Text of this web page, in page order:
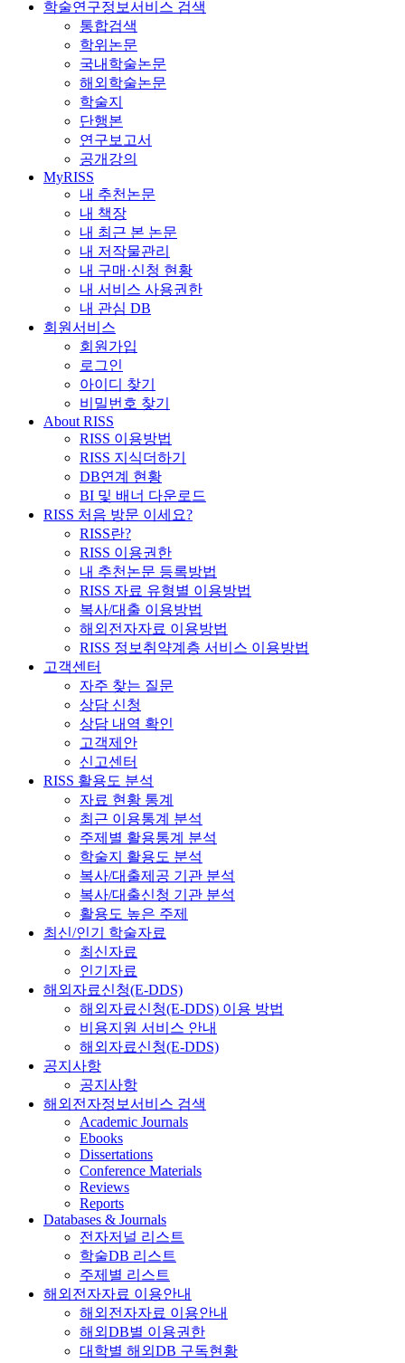
학술연구정보서비스 검색
통합검색
학위논문
국내학술논문
해외학술논문
학술지
단행본
연구보고서
공개강의
MyRISS
내 추천논문
내 책장
내 최근 본 논문
내 저작물관리
내 구매·신청 현황
내 서비스 사용권한
내 관심 DB
회원서비스
회원가입
로그인
아이디 찾기
비밀번호 찾기
About RISS
RISS 이용방법
RISS 지식더하기
DB연계 현황
BI 및 배너 다운로드
RISS 처음 방문 이세요?
RISS란?
RISS 이용권한
내 추천논문 등록방법
RISS 자료 유형별 이용방법
복사/대출 이용방법
해외전자자료 이용방법
RISS 정보취약계층 서비스 이용방법
고객센터
자주 찾는 질문
상담 신청
상담 내역 확인
고객제안
신고센터
RISS 활용도 분석
자료 현황 통계
최근 이용통계 분석
주제별 활용통계 분석
학술지 활용도 분석
복사/대출제공 기관 분석
복사/대출신청 기관 분석
활용도 높은 주제
최신/인기 학술자료
최신자료
인기자료
해외자료신청(E-DDS)
해외자료신청(E-DDS) 이용 방법
비용지원 서비스 안내
해외자료신청(E-DDS)
공지사항
공지사항
해외전자정보서비스 검색
Academic Journals
Ebooks
Dissertations
Conference Materials
Reviews
Reports
Databases & Journals
전자저널 리스트
학술DB 리스트
주제별 리스트
해외전자자료 이용안내
해외전자자료 이용안내
해외DB별 이용권한
대학별 해외DB 구독현황